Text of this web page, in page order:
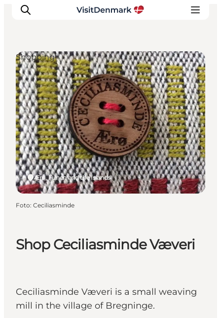
Inspiratie
Bestemmingen
Wat te doen
Accommodaties
Plan je reis
Shop Ceciliasminde Væveri
Ceciliasminde Væveri is a small weaving
mill in the village of Bregninge.
Ærø, Funen and the Islands
Shopping
Foto: Ceciliasminde